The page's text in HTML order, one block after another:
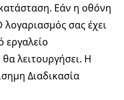
Εάν η οθόνη
λογαριασμός σας έχει
εργαλείο
λειτουργήσει. Η
Διαδικασία